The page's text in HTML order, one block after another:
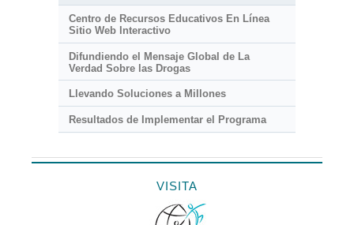
Centro de Recursos Educativos En Línea
Sitio Web Interactivo
Difundiendo el Mensaje Global de La
Verdad Sobre las Drogas
Llevando Soluciones a Millones
Resultados de Implementar el Programa
VISITA